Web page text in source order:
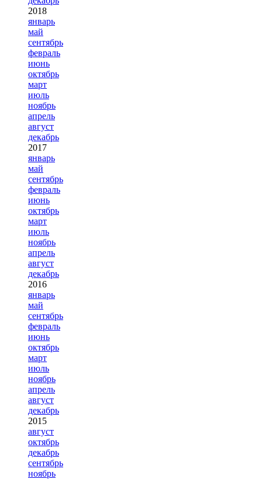
2018
январь
май
сентябрь
февраль
июнь
октябрь
март
июль
ноябрь
апрель
август
декабрь
2017
январь
май
сентябрь
февраль
июнь
октябрь
март
июль
ноябрь
апрель
август
декабрь
2016
январь
май
сентябрь
февраль
июнь
октябрь
март
июль
ноябрь
апрель
август
декабрь
2015
август
октябрь
декабрь
сентябрь
ноябрь